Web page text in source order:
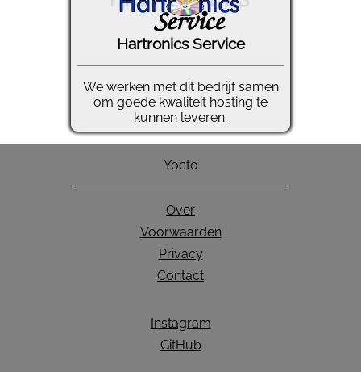
Hartronics Service
We werken met dit bedrijf samen
om goede kwaliteit hosting te
kunnen leveren.
Yocto
Over
Voorwaarden
Privacy
Contact
Instagram
GitHub